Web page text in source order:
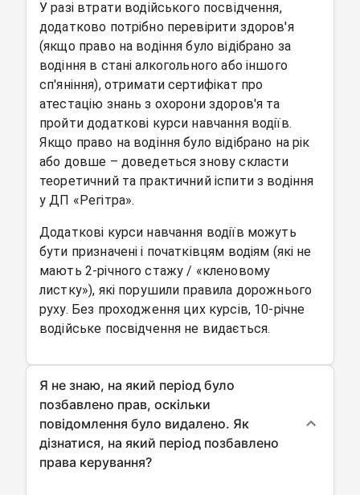
У разі втрати водійського посвідчення,
додатково потрібно перевірити здоров'я
(якщо право на водіння було відібрано за
водіння в стані алкогольного або іншого
сп'яніння), отримати сертифікат про
атестацію знань з охорони здоров'я та
пройти додаткові курси навчання водіїв.
Якщо право на водіння було відібрано на рік
або довше – доведеться знову скласти
теоретичний та практичний іспити з водіння
у ДП «Регітра».
Додаткові курси навчання водіїв можуть
бути призначені і початківцям водіям (які не
мають 2-річного стажу / «кленовому
листку»), які порушили правила дорожнього
руху. Без проходження цих курсів, 10-річне
водійське посвідчення не видається.
Я не знаю, на який період було
позбавлено прав, оскільки
повідомлення було видалено. Як
дізнатися, на який період позбавлено
права керування?